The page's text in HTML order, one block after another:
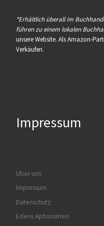
*Erhältlich überall im
führen zu einem lokalen
unsere Website. Als Amazon-
Verkäufen.
Impressum
Über uns
Impressum
Datenschutz
Edens Aphorismen